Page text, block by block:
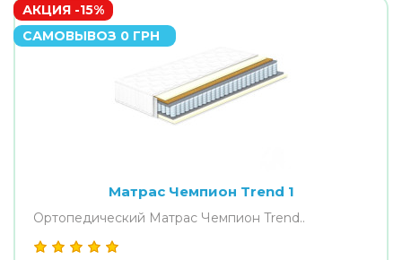
АКЦИЯ -15%
САМОВЫВОЗ 0 ГРН
Матрас Чемпион Trend 1
Ортопедический Матрас Чемпион Trend..